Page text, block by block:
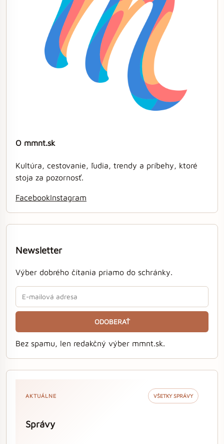
O mmnt.sk
Kultúra, cestovanie, ľudia, trendy a príbehy, ktoré
stoja za pozornosť.
FacebookInstagram
Newsletter
Výber dobrého čítania priamo do schránky.
ODOBERAŤ
Bez spamu, len redakčný výber mmnt.sk.
AKTUÁLNE VŠETKY SPRÁVY
Správy